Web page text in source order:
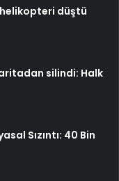
düştü
silindi: Halk
Sızıntı: 40 Bin